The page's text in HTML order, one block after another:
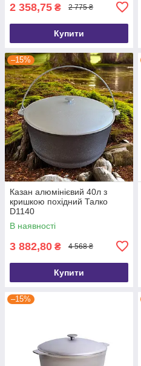
2 358,75 ₴ 2 775 ₴
Купити
–15%
Казан алюмінієвий 40л з
кришкою похідний Талко
D1140
В наявності
3 882,80 ₴ 4 568 ₴
Купити
–15%